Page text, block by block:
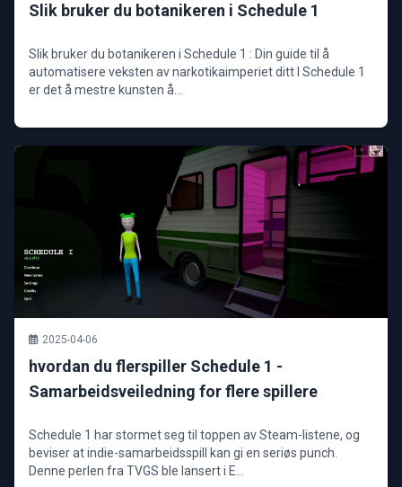
Slik bruker du botanikeren i Schedule 1
Slik bruker du botanikeren i Schedule 1 : Din guide til å
automatisere veksten av narkotikaimperiet ditt I Schedule 1
er det å mestre kunsten å...
2025-04-06
hvordan du flerspiller Schedule 1 -
Samarbeidsveiledning for flere spillere
Schedule 1 har stormet seg til toppen av Steam-listene, og
beviser at indie-samarbeidsspill kan gi en seriøs punch.
Denne perlen fra TVGS ble lansert i E...